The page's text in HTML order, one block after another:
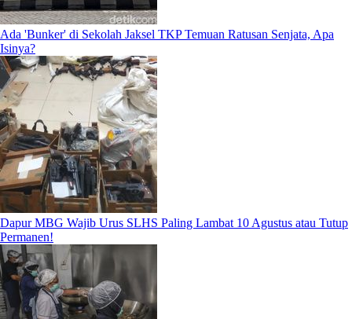
Ada 'Bunker' di Sekolah Jaksel TKP Temuan Ratusan Senjata, Apa
Isinya?
Dapur MBG Wajib Urus SLHS Paling Lambat 10 Agustus atau Tutup
Permanen!